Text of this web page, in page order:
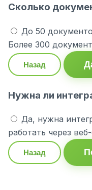
Сколько
До 50
Более 300
Назад
Нужна ли
Да, нужна
работать через
Назад